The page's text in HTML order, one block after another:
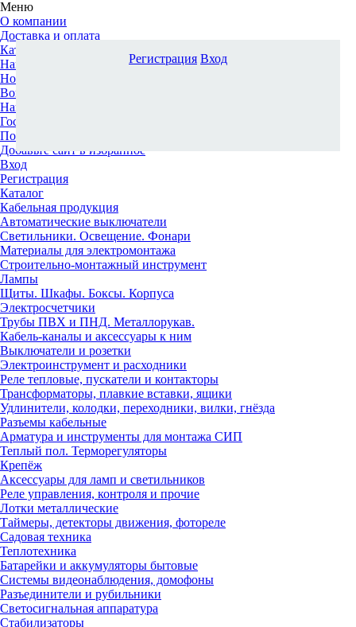
Меню
О компании
Доставка и оплата
Каталог
Наши офисы
Новости и новинки
Вопрос-ответ
Наша команда
Гос. заказчикам
Поставщикам
Добавьте сайт в избранное
Вход
Регистрация
Каталог
Кабельная продукция
Автоматические выключатели
Светильники. Освещение. Фонари
Материалы для электромонтажа
Строительно-монтажный инструмент
Лампы
Щиты. Шкафы. Боксы. Корпуса
Электросчетчики
Трубы ПВХ и ПНД. Металлорукав.
Кабель-каналы и аксессуары к ним
Выключатели и розетки
Электроинструмент и расходники
Реле тепловые, пускатели и контакторы
Трансформаторы, плавкие вставки, ящики
Удлинители, колодки, переходники, вилки, гнёзда
Разъемы кабельные
Арматура и инструменты для монтажа СИП
Теплый пол. Терморегуляторы
Крепёж
Аксессуары для ламп и светильников
Реле управления, контроля и прочие
Лотки металлические
Таймеры, детекторы движения, фотореле
Садовая техника
Теплотехника
Батарейки и аккумуляторы бытовые
Системы видеонаблюдения, домофоны
Разъединители и рубильники
Светосигнальная аппаратура
Стабилизаторы
Регистрация Вход